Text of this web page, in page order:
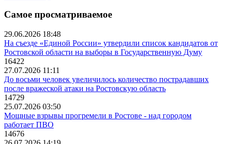
Самое просматриваемое
29.06.2026 18:48
На съезде «Единой России» утвердили список кандидатов от
Ростовской области на выборы в Государственную Думу
16422
27.07.2026 11:11
До восьми человек увеличилось количество пострадавших
после вражеской атаки на Ростовскую область
14729
25.07.2026 03:50
Мощные взрывы прогремели в Ростове - над городом
работает ПВО
14676